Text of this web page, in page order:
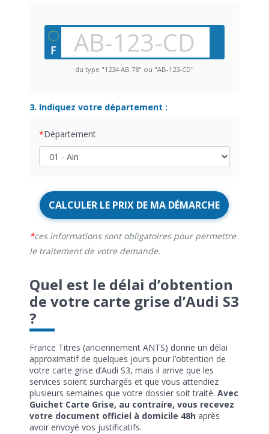
du type "1234 AB 78" ou "AB-123-CD"
3. Indiquez votre département :
Département
CALCULER LE PRIX DE MA DÉMARCHE
ces informations sont obligatoires pour permettre
le traitement de votre demande.
Quel est le délai d’obtention
de votre carte grise d’Audi S3
?
France Titres (anciennement ANTS) donne un délai
approximatif de quelques jours pour l’obtention de
votre carte grise d’Audi S3, mais il arrive que les
services soient surchargés et que vous attendiez
plusieurs semaines que votre dossier soit traité. Avec
Guichet Carte Grise, au contraire, vous recevez
votre document officiel à domicile 48haprès
avoir envoyé vos justificatifs.